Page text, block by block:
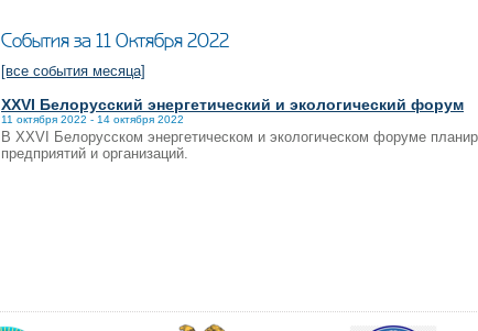
События за 11 Октября 2022
[все события месяца]
XXVI Белорусский энергетический и экологический форум
11 октября 2022 - 14 октября 2022
В XXVI Белорусском энергетическом и экологическом форуме
предприятий и организаций.